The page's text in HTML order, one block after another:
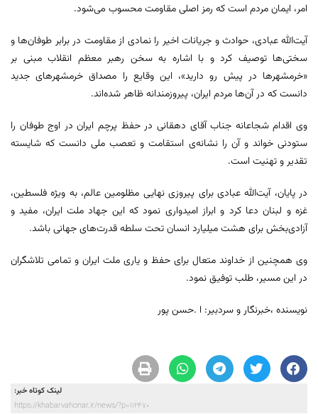
امر، ایمان مردم است که رمز اصلی مقاومت محسوب می‌شود.
آیت‌الله عبادی، حوادث و جریانات اخیر را نمادی از مقاومت در برابر طوفان‌ها و
سختی‌ها توصیف کرد و با اشاره به سخن رهبر معظم انقلاب مبنی بر
«خرمشهرها در پیش رو دارید»، این وقایع را مصداق خرمشهرهای جدید
دانست که در آن‌ها مردم ایران، پیروزمندانه ظاهر شده‌اند.
وی اقدام شجاعانه جناب آقای دهقانی در حفظ پرچم ایران در اوج طوفان را
ستودنی خواند و آن را نشانه‌ی استقامت و تعصب ملی دانست که شایسته
تقدیر و تهنیت است.
در پایان، آیت‌الله عبادی برای پیروزی نهایی مظلومین عالم، به ویژه فلسطین،
غزه و لبنان دعا کرد و ابراز امیدواری نمود که این جهاد ملت ایران، مفید و
آزادی‌بخش برای هشت میلیارد انسان تحت سلطه قدرت‌های جهانی باشد.
وی همچنین از خداوند متعال برای حفظ و یاری ملت ایران و تمامی تلاشگران
در این مسیر، طلب توفیق نمود.
نویسنده ،خبرنگار و سردبیر: ا .حسن پور
لینک کوتاه خبر:
https://khabarvahonar.ir/news/?p=112470